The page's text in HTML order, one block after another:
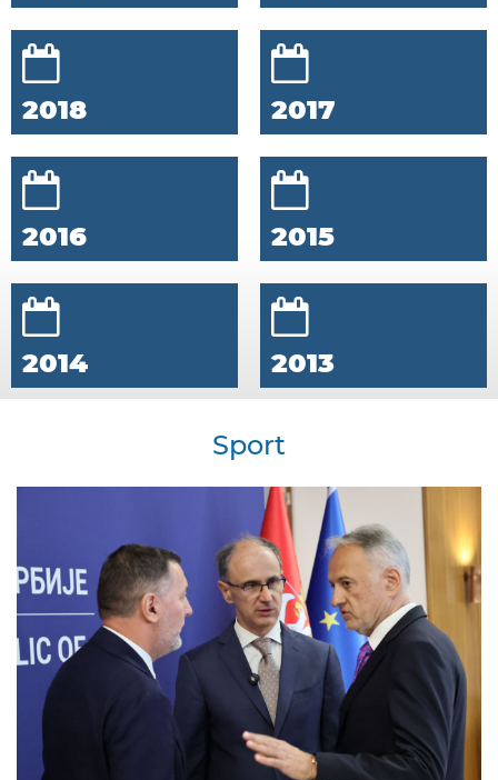
2018 2017
2016 2015
2014 2013
Sport